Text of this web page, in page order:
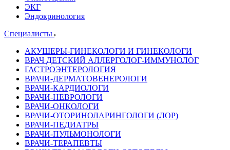
ЭКГ
Эндокринология
Специалисты
АКУШЕРЫ-ГИНЕКОЛОГИ И ГИНЕКОЛОГИ
ВРАЧ ДЕТСКИЙ АЛЛЕРГОЛОГ-ИММУНОЛОГ
ГАСТРОЭНТЕРОЛОГИЯ
ВРАЧИ-ДЕРМАТОВЕНЕРОЛОГИ
ВРАЧИ-КАРДИОЛОГИ
ВРАЧИ-НЕВРОЛОГИ
ВРАЧИ-ОНКОЛОГИ
ВРАЧИ-ОТОРИНОЛАРИНГОЛОГИ (ЛОР)
ВРАЧИ-ПЕДИАТРЫ
ВРАЧИ-ПУЛЬМОНОЛОГИ
ВРАЧИ-ТЕРАПЕВТЫ